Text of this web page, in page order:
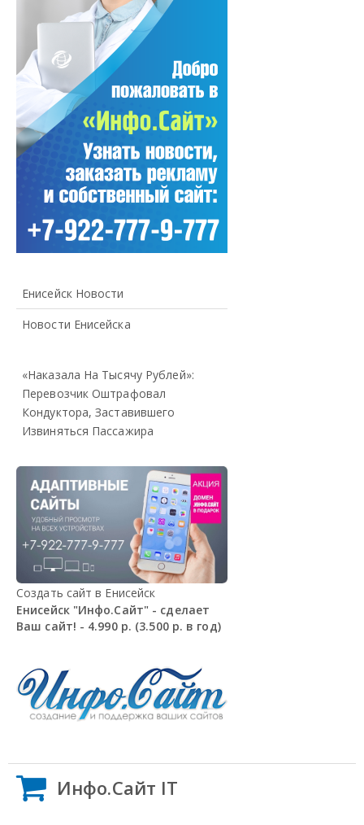
Енисейск Новости
Новости Енисейска
«Наказала На Тысячу Рублей»:
Перевозчик Оштрафовал
Кондуктора, Заставившего
Извиняться Пассажира
Создать сайт в Енисейск
Енисейск "Инфо.Сайт" - сделает
Ваш сайт! - 4.990 р. (3.500 р. в год)
Инфо.Сайт IT